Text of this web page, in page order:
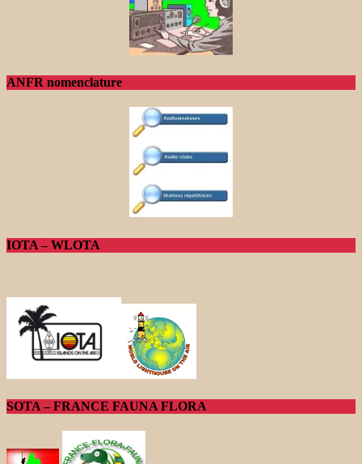
ANFR nomenclature
IOTA – WLOTA
SOTA – FRANCE FAUNA FLORA